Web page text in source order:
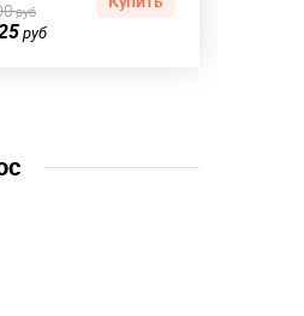
руб
руб